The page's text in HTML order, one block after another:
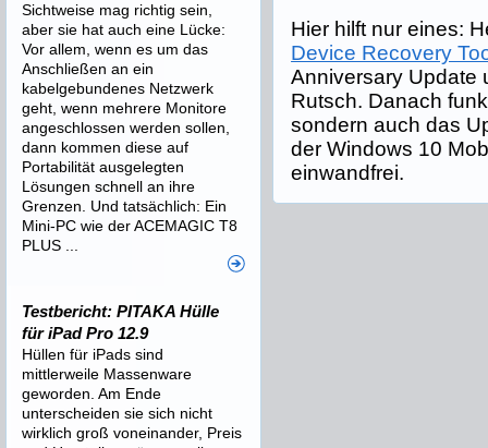
Hier hilft nur eines:
Device Recovery
Anniversary Update
Rutsch. Danach
sondern auch das
der Windows 10
einwandfrei.
Sichtweise mag richtig sein,
aber sie hat auch eine Lücke:
Vor allem, wenn es um das
Anschließen an ein
kabelgebundenes Netzwerk
geht, wenn mehrere Monitore
angeschlossen werden sollen,
dann kommen diese auf
Portabilität ausgelegten
Lösungen schnell an ihre
Grenzen. Und tatsächlich: Ein
Mini-PC wie der ACEMAGIC T8
PLUS ...
Testbericht: PITAKA Hülle
für iPad Pro 12.9
Hüllen für iPads sind
mittlerweile Massenware
geworden. Am Ende
unterscheiden sie sich nicht
wirklich groß voneinander, Preis